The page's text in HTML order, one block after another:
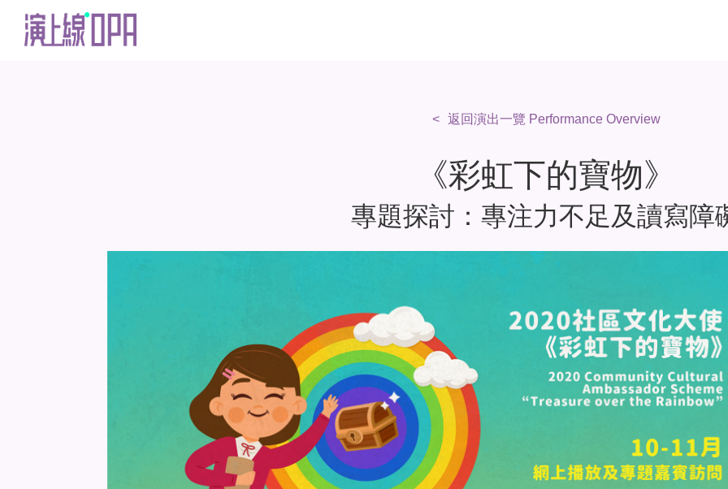
返回演出一覽 Performance Overview
《彩虹下的寶物》
專題探討：專注力不足及讀寫障